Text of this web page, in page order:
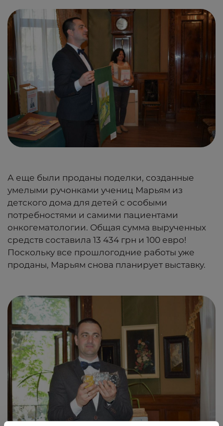
А еще были проданы поделки, созданные
умелыми ручонками учениц Марьям из
детского дома для детей с особыми
потребностями и самими пациентами
онкогематологии. Общая сумма вырученных
средств составила 13 434 грн и 100 евро!
Поскольку все прошлогодние работы уже
проданы, Марьям снова планирует выставку.